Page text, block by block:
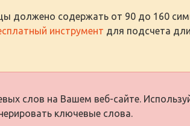
должено содержать от 90 до 160
инструмент для подсчета
слов на Вашем веб-сайте.
ключевые слова.